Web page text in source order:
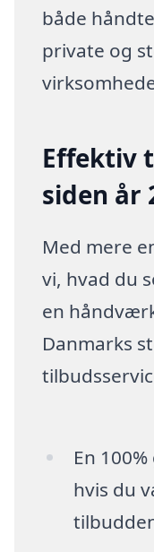
både
private og
Effektiv
siden år
Med mere
vi, hvad du
en
Danmarks
En
hvis du